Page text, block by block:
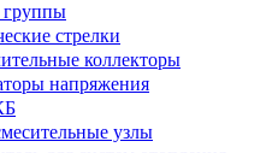
группы
стрелки
коллекторы
напряжения
узлы